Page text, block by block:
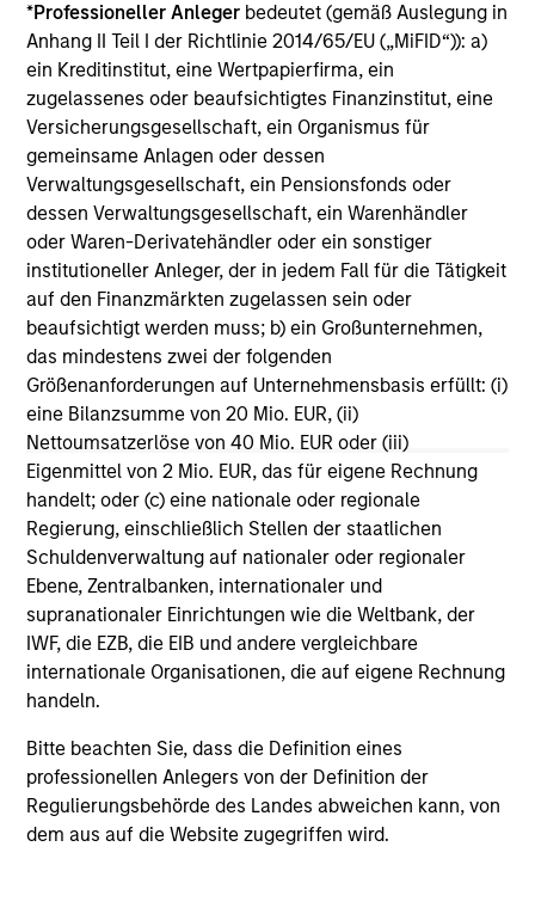
*Professioneller Anleger bedeutet (gemäß Auslegung in
Anhang II Teil I der Richtlinie 2014/65/EU („MiFID“)): a)
ein Kreditinstitut, eine Wertpapierfirma, ein
zugelassenes oder beaufsichtigtes Finanzinstitut, eine
Versicherungsgesellschaft, ein Organismus für
gemeinsame Anlagen oder dessen
Verwaltungsgesellschaft, ein Pensionsfonds oder
dessen Verwaltungsgesellschaft, ein Warenhändler
oder Waren-Derivatehändler oder ein sonstiger
institutioneller Anleger, der in jedem Fall für die Tätigkeit
auf den Finanzmärkten zugelassen sein oder
beaufsichtigt werden muss; b) ein Großunternehmen,
das mindestens zwei der folgenden
Größenanforderungen auf Unternehmensbasis erfüllt: (i)
eine Bilanzsumme von 20 Mio. EUR, (ii)
Nettoumsatzerlöse von 40 Mio. EUR oder (iii)
Eigenmittel von 2 Mio. EUR, das für eigene Rechnung
handelt; oder (c) eine nationale oder regionale
Regierung, einschließlich Stellen der staatlichen
Schuldenverwaltung auf nationaler oder regionaler
Ebene, Zentralbanken, internationaler und
supranationaler Einrichtungen wie die Weltbank, der
IWF, die EZB, die EIB und andere vergleichbare
internationale Organisationen, die auf eigene Rechnung
handeln.
Bitte beachten Sie, dass die Definition eines
professionellen Anlegers von der Definition der
Regulierungsbehörde des Landes abweichen kann, von
dem aus auf die Website zugegriffen wird.
on Growth, Value and
Active Management
The 2026 Russell Reconstitution
highlights a broader shift in
today’s market: the traditional
lines between Growth and Value
are becoming less distinct. Learn
what Eaton Vance investment
teams think that means for
portfolio construction,
diversification and where they see
opportunities for active investors.
03-AUG-2026
The
Global
International Small/Mid-Cap
U.S. Small/Mid-Cap
Value